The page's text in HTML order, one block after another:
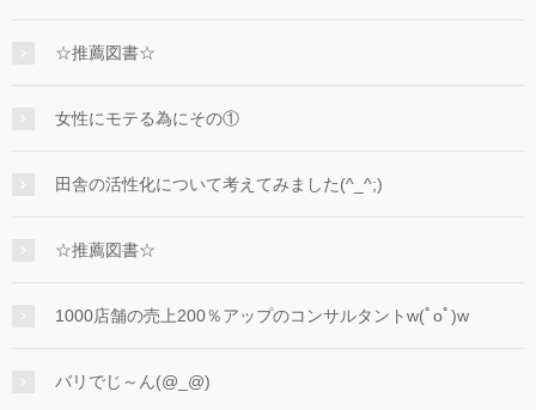
☆推薦図書☆
女性にモテる為にその①
田舎の活性化について考えてみました(^_^;)
☆推薦図書☆
1000店舗の売上200％アップのコンサルタントw(ﾟoﾟ)w
バリでじ～ん(@_@)